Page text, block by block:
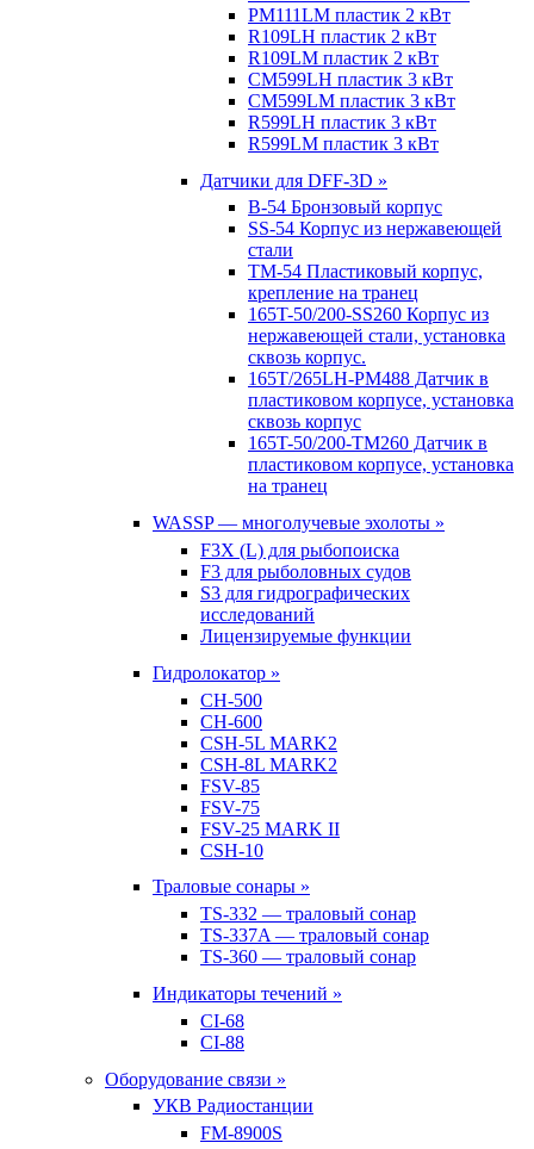
PM111LM пластик 2 кВт
R109LH пластик 2 кВт
R109LM пластик 2 кВт
CM599LH пластик 3 кВт
CM599LM пластик 3 кВт
R599LH пластик 3 кВт
R599LM пластик 3 кВт
Датчики для DFF-3D »
B-54 Бронзовый корпус
SS-54 Корпус из нержавеющей
стали
TM-54 Пластиковый корпус,
крепление на транец
165T-50/200-SS260 Корпус из
нержавеющей стали, установка
сквозь корпус.
165T/265LH-PM488 Датчик в
пластиковом корпусе, установка
сквозь корпус
165T-50/200-TM260 Датчик в
пластиковом корпусе, установка
на транец
WASSP — многолучевые эхолоты »
F3X (L) для рыбопоиска
F3 для рыболовных судов
S3 для гидрографических
исследований
Лицензируемые функции
Гидролокатор »
CH-500
CH-600
CSH-5L MARK2
CSH-8L MARK2
FSV-85
FSV-75
FSV-25 MARK II
CSH-10
Траловые сонары »
TS-332 — траловый сонар
TS-337A — траловый сонар
TS-360 — траловый сонар
Индикаторы течений »
CI-68
CI-88
Оборудование связи »
УКВ Радиостанции
FM-8900S